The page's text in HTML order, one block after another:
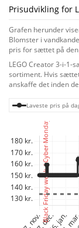
gummistøvle fyldt
gule legetøjsfugle
stolt udstille en af
fremragende
børn kan vælge
detaljerede
Prisudvikling for
Grafen herunder
Blomster i
pris for sættet på
LEGO Creator 3-i-1-
sortiment. Hvis
anskaffe det inden
Laveste pris på